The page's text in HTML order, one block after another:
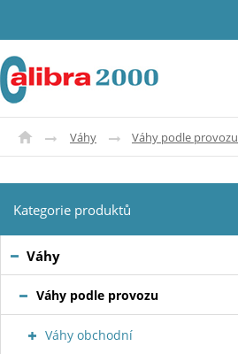
Váhy Váhy podle provozu
Kategorie produktů
Váhy
Váhy podle provozu
Váhy obchodní